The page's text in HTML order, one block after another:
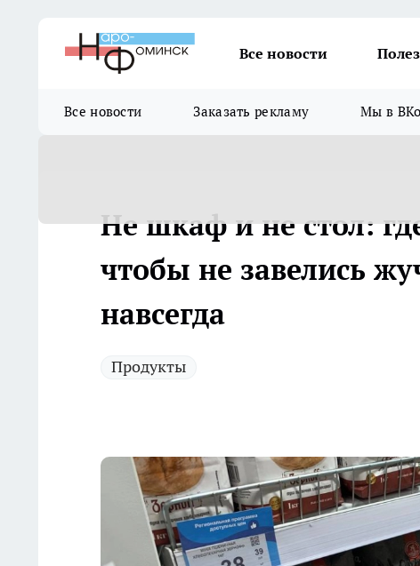
Все новости
Все новости Заказать рекламу Мы в
Не шкаф и не стол:
чтобы не завелись
навсегда
Продукты